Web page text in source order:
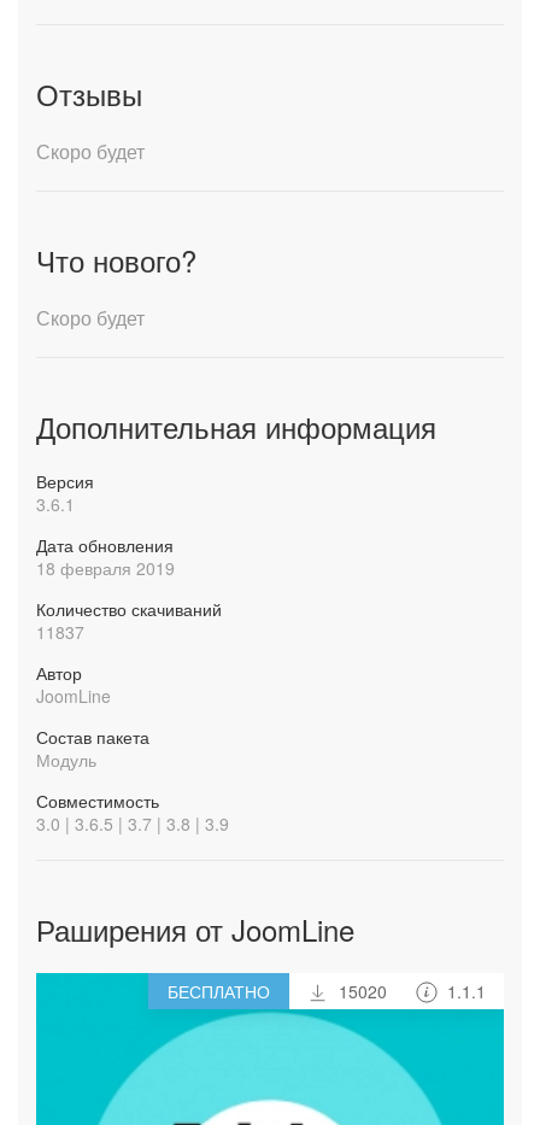
Отзывы
Скоро будет
Что нового?
Скоро будет
Дополнительная информация
Версия
3.6.1
Дата обновления
18 февраля 2019
Количество скачиваний
11837
Автор
JoomLine
Состав пакета
Модуль
Совместимость
3.0 | 3.6.5 | 3.7 | 3.8 | 3.9
Раширения от JoomLine
БЕСПЛАТНО 15020 1.1.1